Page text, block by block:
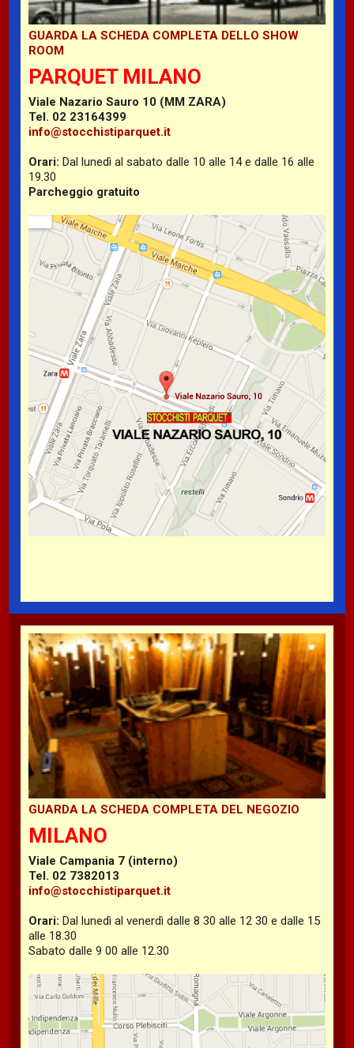
GUARDA LA SCHEDA COMPLETA DELLO SHOW
ROOM
PARQUET MILANO
Viale Nazario Sauro 10 (MM ZARA)
Tel. 02 23164399
info@stocchistiparquet.it
Orari: Dal lunedì al sabato dalle 10 alle 14 e dalle 16 alle
19.30
Parcheggio gratuito
GUARDA LA SCHEDA COMPLETA DEL NEGOZIO
MILANO
Viale Campania 7 (interno)
Tel. 02 7382013
info@stocchistiparquet.it
Orari: Dal lunedì al venerdì dalle 8 30 alle 12 30 e dalle 15
alle 18.30
Sabato dalle 9 00 alle 12.30